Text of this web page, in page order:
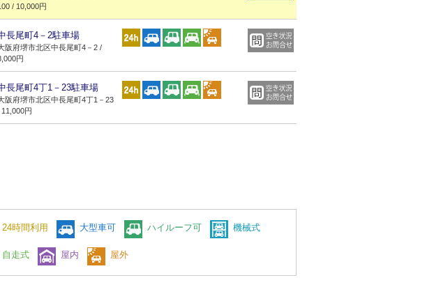
/ 10,000円
長尾町4－2駐車場
阪府堺市北区中長尾町4－2 /
円
長尾町4丁1－23駐車場
阪府堺市北区中長尾町4丁1－23
11,000円
24時間利用 大型車可 ハイルーフ可 機械式
自走式 屋内 屋外